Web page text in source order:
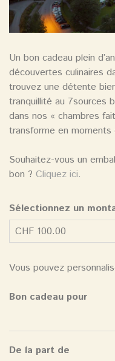
Un bon cadeau plein
découvertes culinaires
trouvez une détente
tranquillité au 7sources
dans nos « chambres
transforme en moments
Souhaitez-vous un
bon ? Cliquez ici.
Sélectionnez un
Vous pouvez
Bon cadeau pour
De la part de